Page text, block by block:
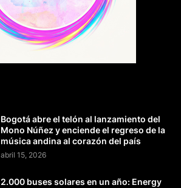
Bogotá abre el telón al lanzamiento del
Mono Núñez y enciende el regreso de la
música andina al corazón del país
abril 15, 2026
2.000 buses solares en un año: Energy